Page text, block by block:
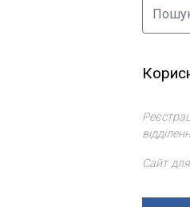
Сайт